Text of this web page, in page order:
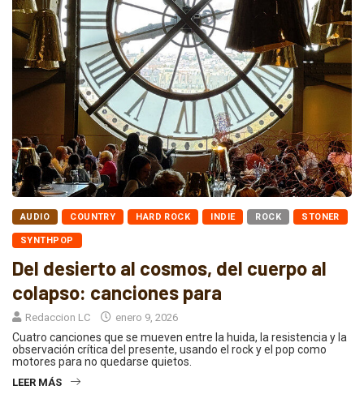
AUDIO COUNTRY HARD ROCK INDIE ROCK STONER
SYNTHPOP
Del desierto al cosmos, del cuerpo al
colapso: canciones para
Redaccion LC enero 9, 2026
Cuatro canciones que se mueven entre la huida, la resistencia y la
observación crítica del presente, usando el rock y el pop como
motores para no quedarse quietos.
LEER MÁS